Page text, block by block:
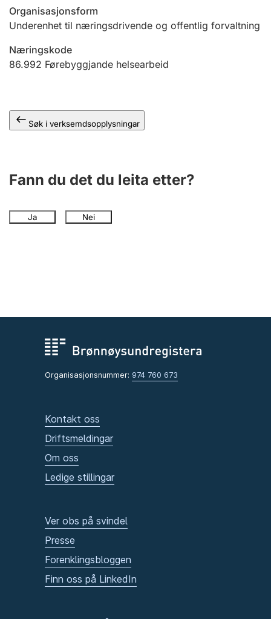
Organisasjonsform
Underenhet til næringsdrivende og offentlig forvaltning
Næringskode
86.992 Førebyggjande helsearbeid
Søk i verksemdsopplysningar
Fann du det du leita etter?
Ja Nei
Organisasjonsnummer: 974 760 673
Kontakt oss
Driftsmeldingar
Om oss
Ledige stillingar
Ver obs på svindel
Presse
Forenklingsbloggen
Finn oss på LinkedIn